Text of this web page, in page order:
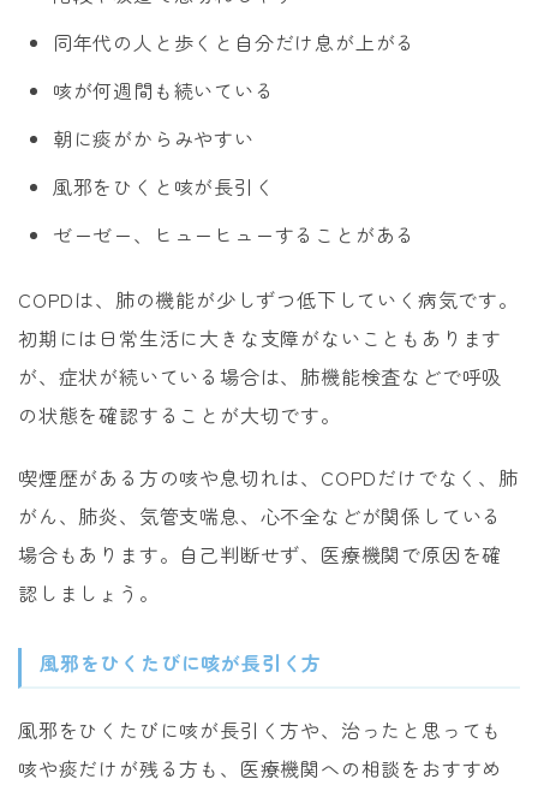
同年代の人と歩くと自分だけ息が上がる
咳が何週間も続いている
朝に痰がからみやすい
風邪をひくと咳が長引く
ゼーゼー、ヒューヒューすることがある
COPDは、肺の機能が少しずつ低下していく病気です。
初期には日常生活に大きな支障がないこともあります
が、症状が続いている場合は、肺機能検査などで呼吸
の状態を確認することが大切です。
喫煙歴がある方の咳や息切れは、COPDだけでなく、肺
がん、肺炎、気管支喘息、心不全などが関係している
場合もあります。自己判断せず、医療機関で原因を確
認しましょう。
風邪をひくたびに咳が長引く方
風邪をひくたびに咳が長引く方や、治ったと思っても
咳や痰だけが残る方も、医療機関への相談をおすすめ